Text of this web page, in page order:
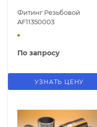
Фитинг Резьбовой
AF11350003
По запросу
УЗНАТЬ ЦЕНУ